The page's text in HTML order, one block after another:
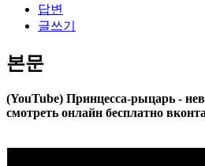
답변
글쓰기
본문
(YouTube) Принцесса-рыцарь -
смотреть онлайн бесплатно